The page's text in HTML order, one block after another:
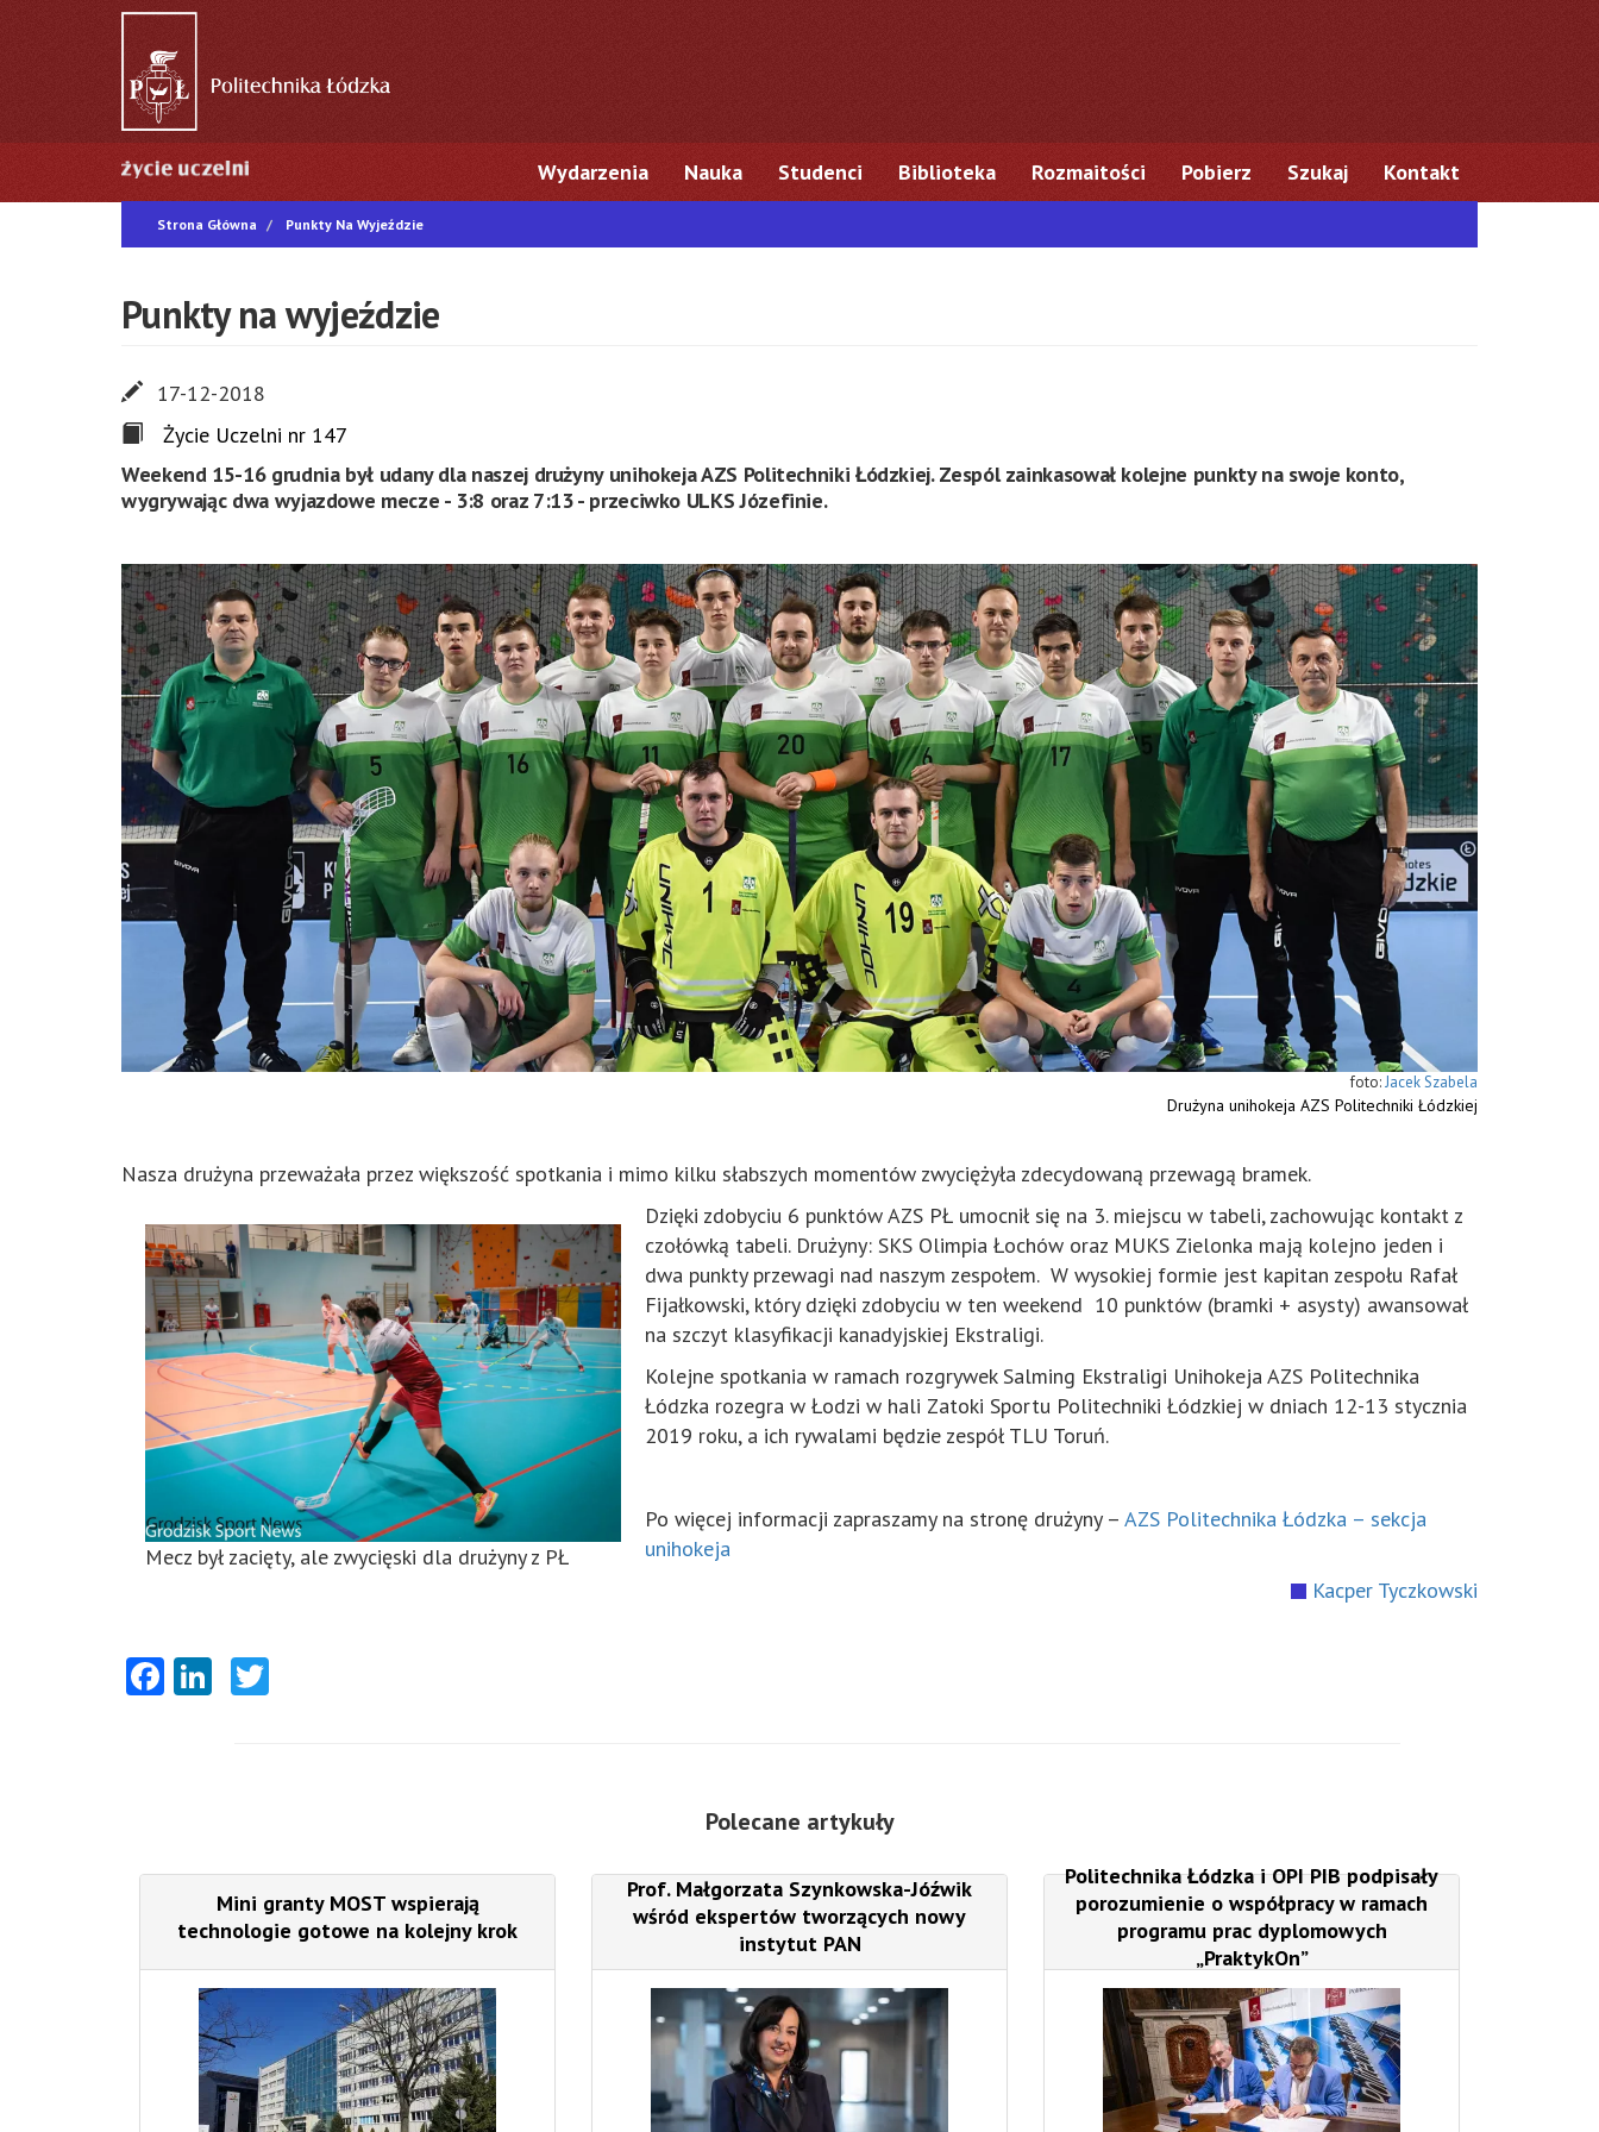
Główna
nawigacja
Wydarzenia Nauka Studenci Biblioteka Rozmaitości Pobierz Szukaj Kontakt
Strona Główna Punkty Na Wyjeździe
Punkty na wyjeździe
17-12-2018
Życie Uczelni nr 147
Weekend 15-16 grudnia był udany dla naszej drużyny unihokeja AZS Politechniki Łódzkiej. Zespól zainkasował kolejne punkty na swoje konto,
wygrywając dwa wyjazdowe mecze - 3:8 oraz 7:13 - przeciwko ULKS Józefinie.
Jacek Szabela
Drużyna unihokeja AZS Politechniki Łódzkiej
Nasza drużyna przeważała przez większość spotkania i mimo kilku słabszych momentów zwyciężyła zdecydowaną przewagą bramek.
Mecz był zacięty, ale zwycięski dla drużyny z PŁ
Dzięki zdobyciu 6 punktów AZS PŁ umocnił się na 3. miejscu w tabeli, zachowując kontakt z
czołówką tabeli. Drużyny: SKS Olimpia Łochów oraz MUKS Zielonka mają kolejno jeden i
dwa punkty przewagi nad naszym zespołem. W wysokiej formie jest kapitan zespołu Rafał
Fijałkowski, który dzięki zdobyciu w ten weekend 10 punktów (bramki + asysty) awansował
na szczyt klasyfikacji kanadyjskiej Ekstraligi.
Kolejne spotkania w ramach rozgrywek Salming Ekstraligi Unihokeja AZS Politechnika
Łódzka rozegra w Łodzi w hali Zatoki Sportu Politechniki Łódzkiej w dniach 12-13 stycznia
2019 roku, a ich rywalami będzie zespół TLU Toruń.
Po więcej informacji zapraszamy na stronę drużyny – AZS Politechnika Łódzka – sekcja
unihokeja
Kacper Tyczkowski
Facebook
LinkedIn
Polecane artykuły
Mini granty MOST wspierają
technologie gotowe na kolejny krok
Prof. Małgorzata Szynkowska-Jóźwik
wśród ekspertów tworzących nowy
instytut PAN
Politechnika Łódzka i OPI PIB podpisały
porozumienie o współpracy w ramach
programu prac dyplomowych
„PraktykOn”